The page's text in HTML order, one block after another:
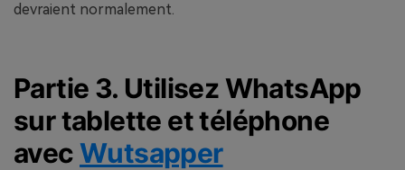
devraient normalement.
Partie 3. Utilisez WhatsApp
sur tablette et téléphone
avecWutsapper